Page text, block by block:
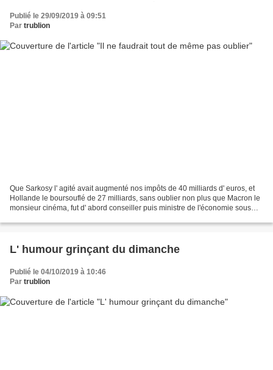
Publié le 29/09/2019 à 09:51
Par trublion
Que Sarkosy l' agité avait augmenté nos impôts de 40 milliards d' euros, et
Hollande le boursouflé de 27 milliards, sans oublier non plus que Macron le
monsieur cinéma, fut d' abord conseiller puis ministre de l'économie sous
L' humour grinçant du dimanche
Publié le 04/10/2019 à 10:46
Par trublion